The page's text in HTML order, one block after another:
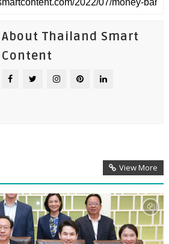
About Thailand Smart
Content
View More